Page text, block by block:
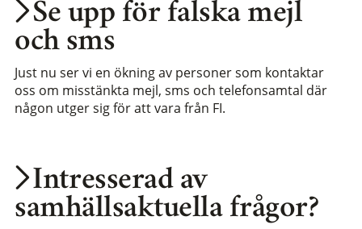
Intresserad av
samhällsaktuella frågor?
Se upp för falska mejl
och sms
Just nu ser vi en ökning av personer som kontaktar
oss om misstänkta mejl, sms och telefonsamtal där
någon utger sig för att vara från FI.